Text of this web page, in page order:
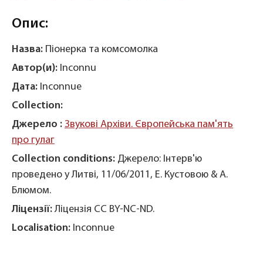
Опис:
Назва: Піонерка та комсомолка
Автор(и): Inconnu
Дата: Inconnue
Collection:
Джерело : Звукові Архіви. Європейська пам'ять
про гулаг
Collection conditions: Джерело: Інтерв'ю
проведено у Литві, 11/06/2011, Е. Кустовою & А.
Блюмом.
Ліцензії: Ліцензія CC BY-NC-ND.
Localisation: Inconnue